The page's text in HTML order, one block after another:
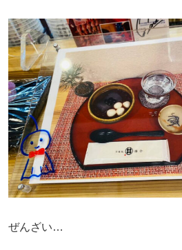
ぜんざい…